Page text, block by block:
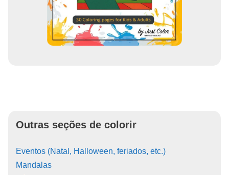
Outras seções de colorir
Eventos (Natal, Halloween, feriados, etc.)
Mandalas